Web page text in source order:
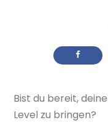
Bist du bereit,
Level zu bringen?